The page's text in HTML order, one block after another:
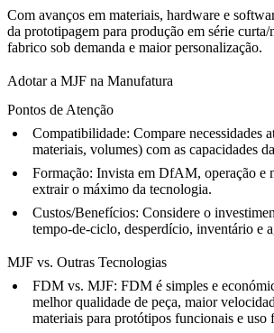
Com avanços em materiais, hardware e
da prototipagem para produção em série
fabrico sob demanda e maior personalização.
Adotar a MJF na Manufatura
Pontos de Atenção
Compatibilidade: Compare necessidades
materiais, volumes) com as capacidades
Formação: Invista em DfAM, operação e
extrair o máximo da tecnologia.
Custos/Benefícios: Considere o
tempo-de-ciclo, desperdício, inventário e
MJF vs. Outras Tecnologias
FDM vs. MJF: FDM é simples e
melhor qualidade de peça, maior
materiais para protótipos funcionais e uso